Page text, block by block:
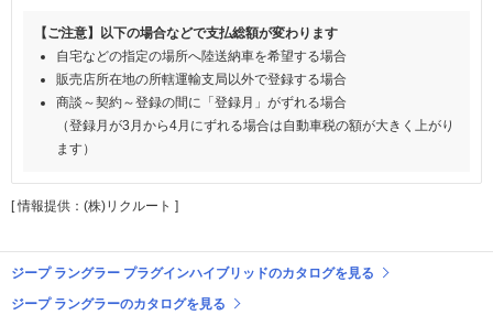
【ご注意】以下の場合などで支払総額が変わります
自宅などの指定の場所へ陸送納車を希望する場合
販売店所在地の所轄運輸支局以外で登録する場合
商談～契約～登録の間に「登録月」がずれる場合
（登録月が3月から4月にずれる場合は自動車税の額が大きく上がり
ます）
[ 情報提供：(株)リクルート ]
ジープ ラングラー プラグインハイブリッドのカタログを見る
ジープ ラングラーのカタログを見る